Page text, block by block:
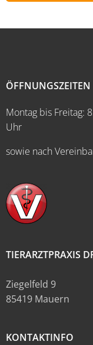
TIERARZTPRAXIS
Ziegelfeld 9
85419 Mauern
KONTAKTINFO
ÖFFNUNGSZEITEN
Montag bis Freitag:
Uhr
sowie nach